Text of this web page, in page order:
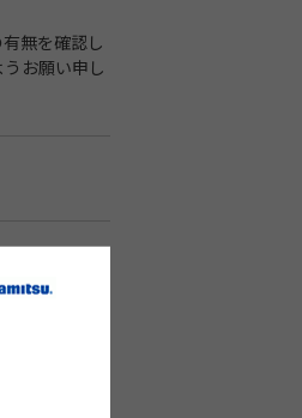
無を確認し
お願い申し